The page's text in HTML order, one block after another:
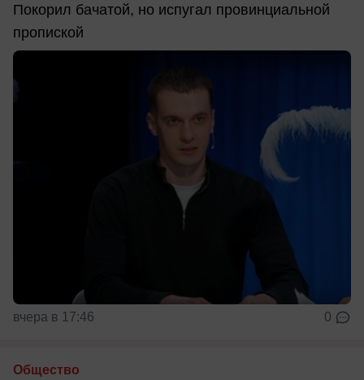
Покорил бачатой, но испугал провинциальной
пропиской
вчера в 17:46 0
Общество